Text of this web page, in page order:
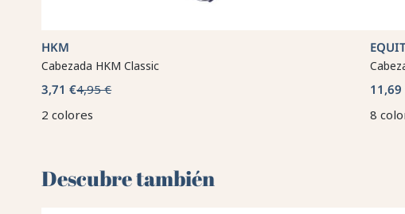
HKM
Cabezada HKM Classic
3,71 €4,95 €
2 colores
11,69
8
Descubre también 🌻